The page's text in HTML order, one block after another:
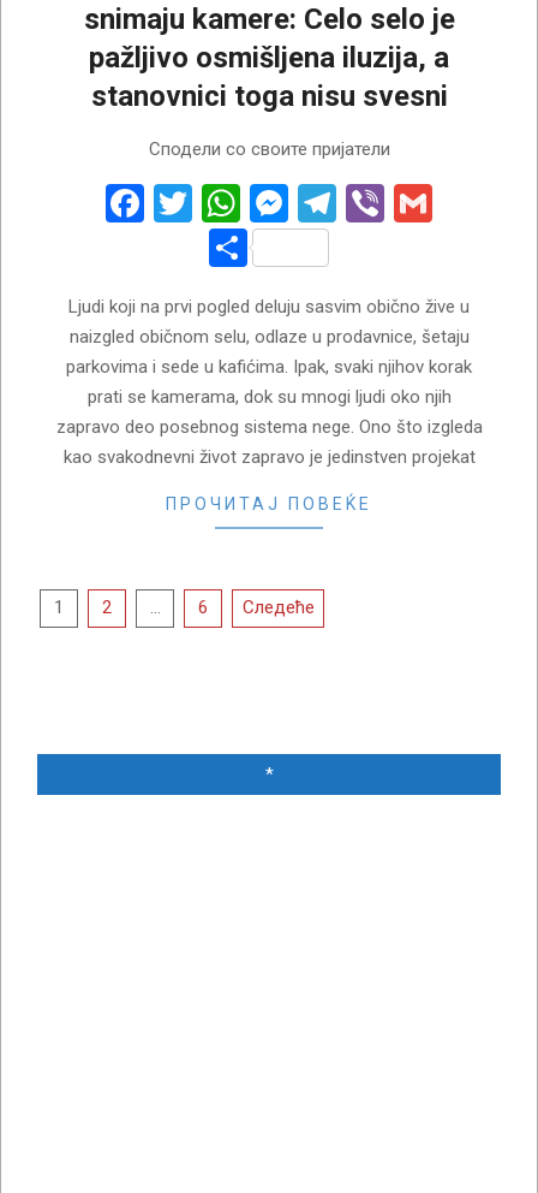
snimaju kamere: Celo selo je
pažljivo osmišljena iluzija, a
stanovnici toga nisu svesni
Сподели со своите пријатели
Facebook
Twitter
WhatsApp
Messenger
Telegram
Viber
Share
Ljudi koji na prvi pogled deluju sasvim obično žive u
naizgled običnom selu, odlaze u prodavnice, šetaju
parkovima i sede u kafićima. Ipak, svaki njihov korak
prati se kamerama, dok su mnogi ljudi oko njih
zapravo deo posebnog sistema nege. Ono što izgleda
kao svakodnevni život zapravo je jedinstven projekat
ПРОЧИТАЈ ПОВЕЌЕ
Пагинација
1 2 … 6 Следеће
*